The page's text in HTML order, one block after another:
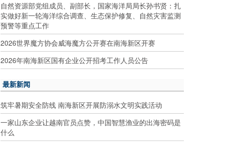
自然资源部党组成员、副部长，国家海洋局局长孙书贤：扎
实做好新一轮海洋综合调查、生态保护修复、自然灾害监测
预警等重点工作
2026世界魔方协会威海魔方公开赛在南海新区开赛
2026年南海新区国有企业公开招考工作人员公告
最新新闻
筑牢暑期安全防线 南海新区开展防溺水文明实践活动
一家山东企业让越南官员点赞，中国智慧渔业的出海密码是
什么